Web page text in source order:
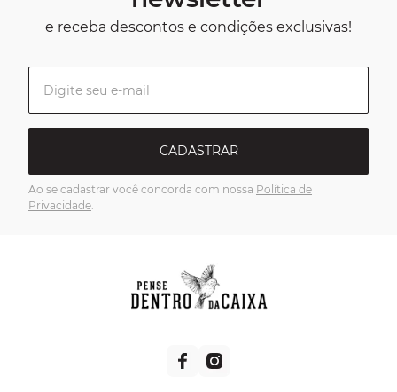
e receba descontos e condições exclusivas!
CADASTRAR
Ao se cadastrar você concorda com nossa Política de
Privacidade.